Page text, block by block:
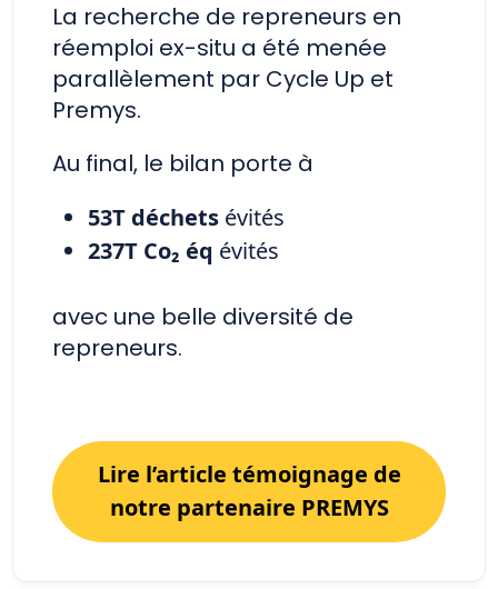
La recherche de repreneurs en
réemploi ex-situ a été menée
parallèlement par Cycle Up et
Premys.
Au final, le bilan porte à
53T déchets évités
237T Co₂ éq évités
avec une belle diversité de
repreneurs.
Lire l’article témoignage de
notre partenaire PREMYS